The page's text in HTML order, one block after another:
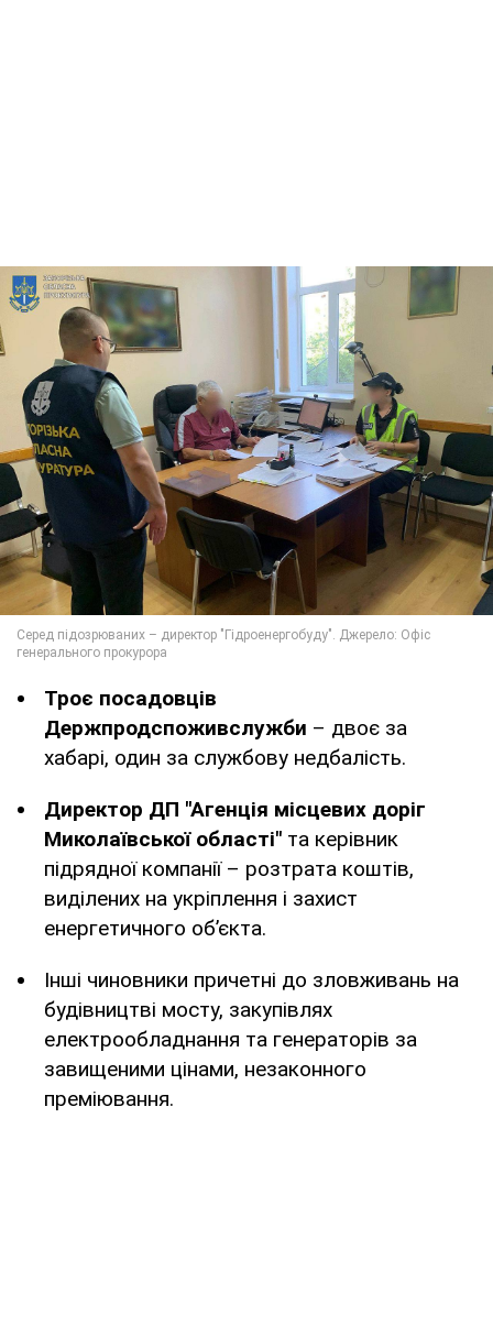
Троє посадовців
Держпродспоживслужби – двоє за
хабарі, один за службову недбалість.
Директор ДП "Агенція місцевих доріг
Миколаївської області" та керівник
підрядної компанії – розтрата коштів,
виділених на укріплення і захист
енергетичного об’єкта.
Інші чиновники причетні до зловживань на
будівництві мосту, закупівлях
електрообладнання та генераторів за
завищеними цінами, незаконного
преміювання.